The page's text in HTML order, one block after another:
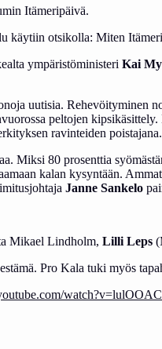
Itämeripäivä.
käytiin otsikolla: Miten
ympäristöministeri Kai
uutisia. Rehevöityminen
peltojen
ravinteiden poistajana.
Miksi 80 prosenttia
kalan kysyntään.
Janne Sankelo
Mikael Lindholm, Lilli Leps
Pro Kala tuki myös